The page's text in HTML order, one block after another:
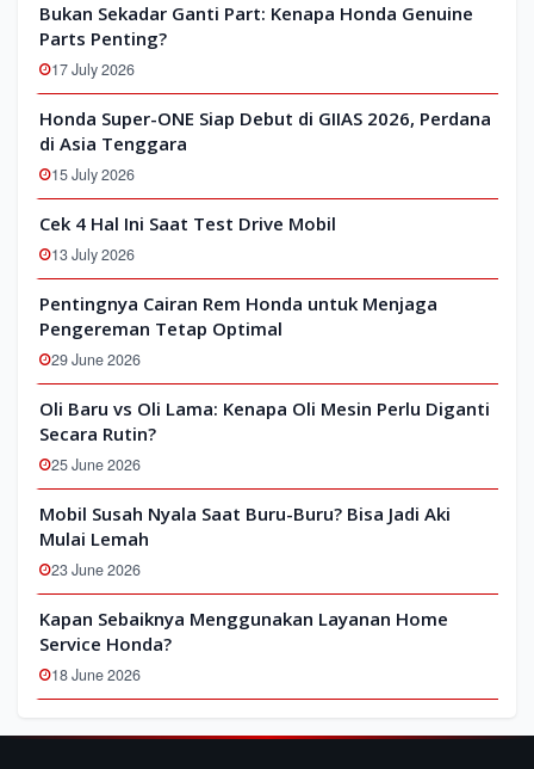
Bukan Sekadar Ganti Part: Kenapa Honda Genuine
Parts Penting?
17 July 2026
Honda Super-ONE Siap Debut di GIIAS 2026, Perdana
di Asia Tenggara
15 July 2026
Cek 4 Hal Ini Saat Test Drive Mobil
13 July 2026
Pentingnya Cairan Rem Honda untuk Menjaga
Pengereman Tetap Optimal
29 June 2026
Oli Baru vs Oli Lama: Kenapa Oli Mesin Perlu Diganti
Secara Rutin?
25 June 2026
Mobil Susah Nyala Saat Buru-Buru? Bisa Jadi Aki
Mulai Lemah
23 June 2026
Kapan Sebaiknya Menggunakan Layanan Home
Service Honda?
18 June 2026